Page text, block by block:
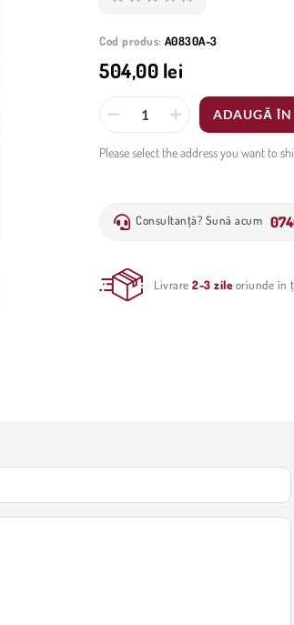
Cod produs: A0830A-3
504,00 lei
ADAUGĂ ÎN
Please select the address you want to
Consultanță? Sună acum
Livrare2-3 zile oriunde în